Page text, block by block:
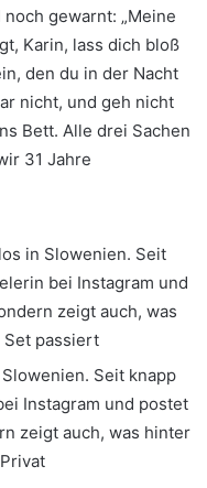
gewarnt: „Meine
Karin, lass dich bloß
den du in der Nacht
nicht, und geh nicht
Bett. Alle drei Sachen
31 Jahre
Seit knapp
Instagram und postet
zeigt auch, was hinter